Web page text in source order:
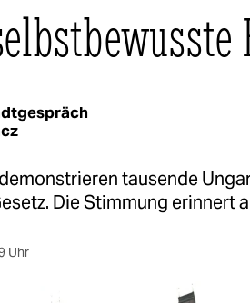
tausende
Die Stimmung erinnert
Uhr